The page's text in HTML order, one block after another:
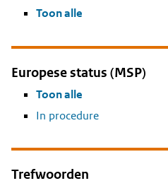
Toon alle
Europese status (MSP)
Toon alle
In procedure
Trefwoorden